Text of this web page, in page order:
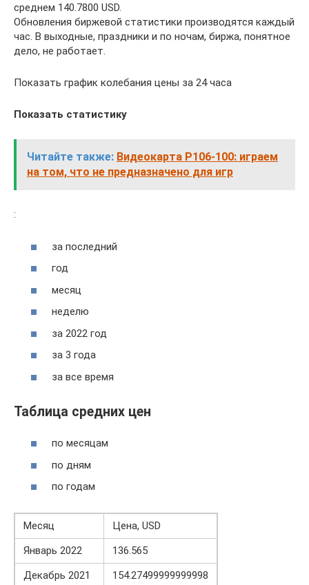
среднем 140.7800 USD.
Обновления биржевой статистики производятся каждый
час. В выходные, праздники и по ночам, биржа, понятное
дело, не работает.
Показать график колебания цены за 24 часа
Показать статистику
Читайте также: Видеокарта P106-100: играем
на том, что не предназначено для игр
:
за последний
год
месяц
неделю
за 2022 год
за 3 года
за все время
Таблица средних цен
по месяцам
по дням
по годам
Месяц
Цена, USD
Январь 2022
136.565
Декабрь 2021
154.27499999999998